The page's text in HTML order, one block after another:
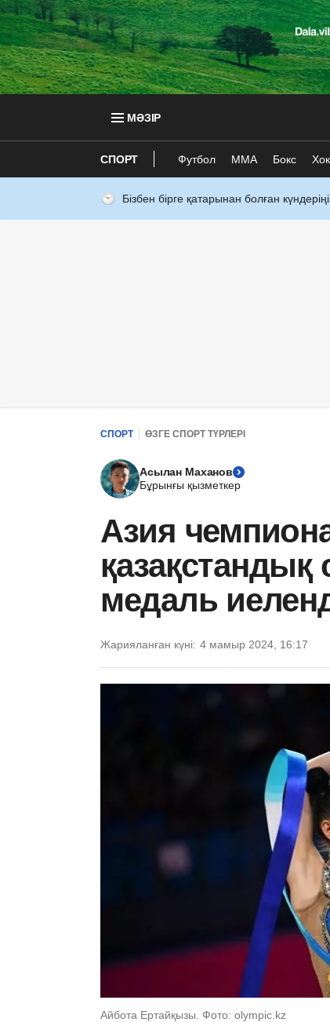
МӘЗІР
СПОРТ Футбол ММА Бокс
Бізбен бірге қатарынан болған
СПОРТ ӨЗГЕ СПОРТ ТҮРЛЕРІ
Асылан Маханов
Бұрынғы қызметкер
Азия
медаль
Жарияланған күні: 4 мамыр 2024, 16:17
Айбота Ертайқызы. Фото: olympic.kz